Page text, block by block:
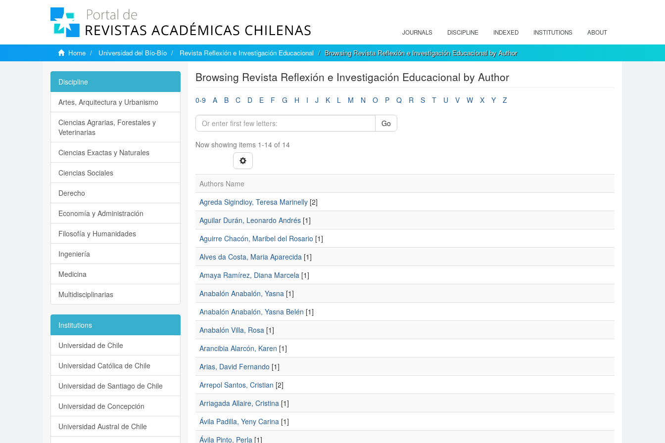
JOURNALS DISCIPLINE INDEXED INSTITUTIONS ABOUT
Home Universidad del Bío-Bío Revista Reflexión e Investigación Educacional Browsing Revista Reflexión e Investigación Educacional by Author
Browsing Revista Reflexión e Investigación Educacional by Author
0-9 A B C D E F G H I J K L M N O P Q R S T U V W X Y Z
Go
Now showing items 1-14 of 14
Authors Name
Agreda Sigindioy, Teresa Marinelly[2]
Aguilar Durán, Leonardo Andrés[1]
Aguirre Chacón, Maribel del Rosario [1]
Alves da Costa, Maria Aparecida[1]
Amaya Ramírez, Diana Marcela[1]
Anabalón Anabalón, Yasna[1]
Anabalón Anabalón, Yasna Belén [1]
Anabalón Villa, Rosa[1]
Arancibia Alarcón, Karen [1]
Arias, David Fernando [1]
Arrepol Santos, Cristian [2]
Arriagada Allaire, Cristina[1]
Ávila Padilla, Yeny Carina[1]
Ávila Pinto, Perla[1]
Discipline
Artes, Arquitectura y Urbanismo
Ciencias Agrarias, Forestales y
Veterinarias
Ciencias Exactas y Naturales
Ciencias Sociales
Derecho
Economía y Administración
Filosofía y Humanidades
Ingeniería
Medicina
Multidisciplinarias
Institutions
Universidad de Chile
Universidad Católica de Chile
Universidad de Santiago de Chile
Universidad de Concepción
Universidad Austral de Chile